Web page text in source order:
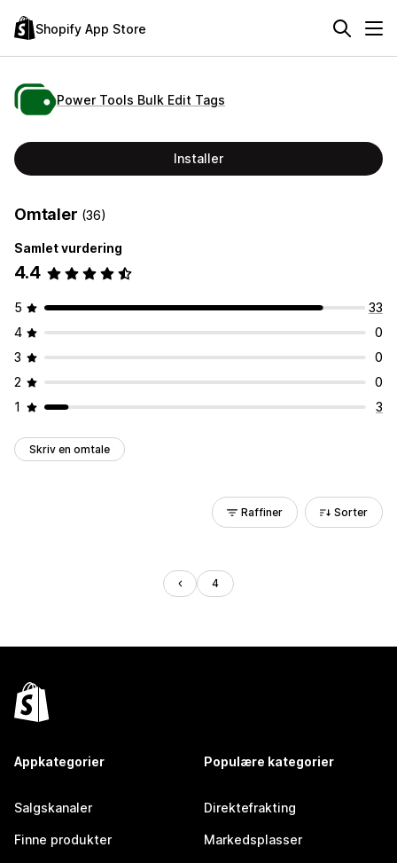
Shopify App Store
Power Tools Bulk Edit Tags
Installer
Omtaler (36)
Samlet vurdering
4.4
5
33
4
0
3
0
2
0
1
3
Skriv en omtale
Raffiner Sorter
4
Appkategorier
Salgskanaler
Finne produkter
Populære kategorier
Direktefrakting
Markedsplasser